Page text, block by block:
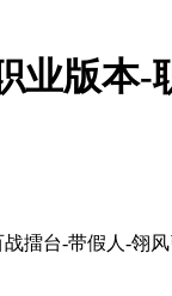
业版本-
擂台-带假人-翎